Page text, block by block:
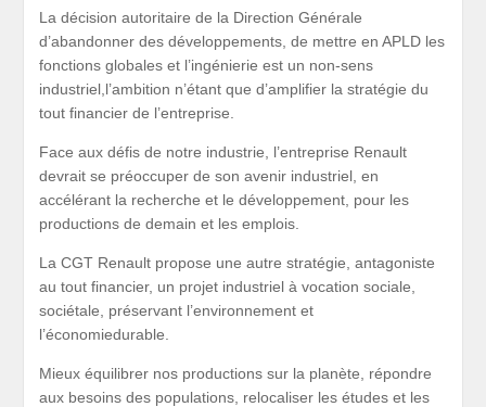
La décision autoritaire de la Direction Générale
d’abandonner des développements, de mettre en APLD les
fonctions globales et l’ingénierie est un non-sens
industriel,l’ambition n’étant que d’amplifier la stratégie du
tout financier de l’entreprise.
Face aux défis de notre industrie, l’entreprise Renault
devrait se préoccuper de son avenir industriel, en
accélérant la recherche et le développement, pour les
productions de demain et les emplois.
La CGT Renault propose une autre stratégie, antagoniste
au tout financier, un projet industriel à vocation sociale,
sociétale, préservant l’environnement et
l’économiedurable.
Mieux équilibrer nos productions sur la planète, répondre
aux besoins des populations, relocaliser les études et les